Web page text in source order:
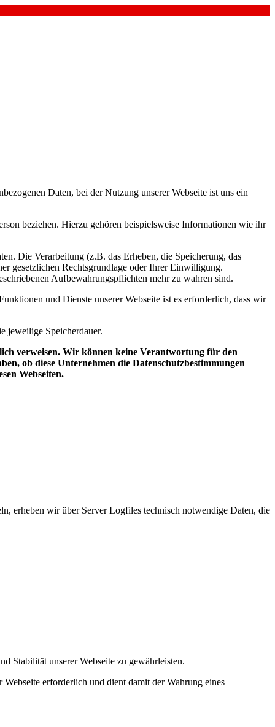
Daten, bei der Nutzung unserer Webseite ist uns ein
beziehen. Hierzu gehören beispielsweise Informationen wie ihr
Die Verarbeitung (z.B. das Erheben, die Speicherung, das
gesetzlichen Rechtsgrundlage oder Ihrer Einwilligung.
Aufbewahrungspflichten mehr zu wahren sind.
und Dienste unserer Webseite ist es erforderlich, dass wir
jeweilige Speicherdauer.
verweisen. Wir können keine Verantwortung für den
ob diese Unternehmen die Datenschutzbestimmungen
Webseiten.
erheben wir über Server Logfiles technisch notwendige Daten, die
Stabilität unserer Webseite zu gewährleisten.
erforderlich und dient damit der Wahrung eines